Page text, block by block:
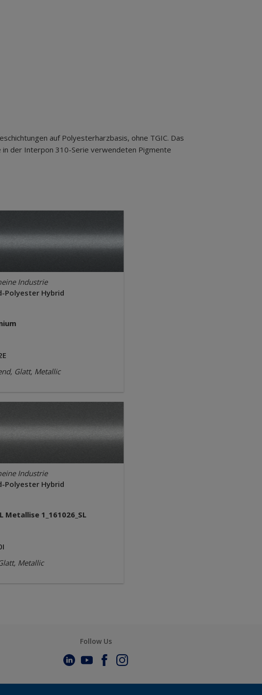
auf Polyesterharzbasis, ohne TGIC. Das
der Interpon 310-Serie verwendeten Pigmente
Industrie
Polyester Hybrid
Glatt, Metallic
Industrie
Polyester Hybrid
Metallise 1_161026_SL
Metallic
Follow Us